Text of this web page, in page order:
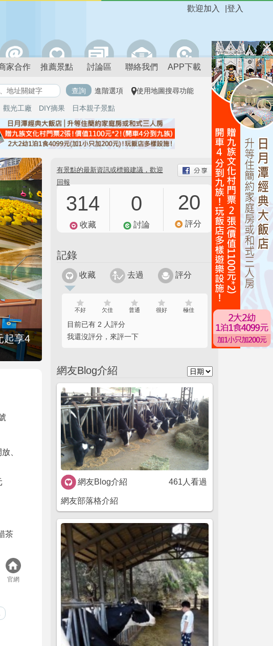
登入
歡迎加入
家合作 推薦景點 討論區 聯絡我們 APP下載
進階選項 使用地圖搜尋功能
觀光工廠 DIY摘果 日本親子景點
起享4
、
茶
官網
有景點的最新資訊或標籤建議，歡迎
回報
314
收藏
0
討論
20
評分
記錄
收藏 去過 評分
不好 欠佳 普通 很好 極佳
目前已有 2 人評分
我還沒評分，來評一下
網友Blog介紹
網友Blog介紹 461人看過
網友部落格介紹